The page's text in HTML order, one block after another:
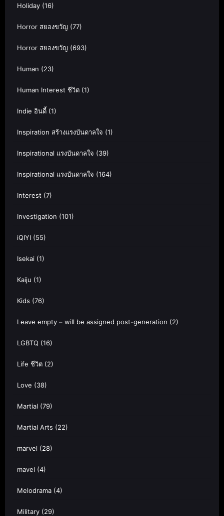
Holiday (16)
Horror สยองขวัญ (77)
Horror สยองขวัญ (693)
Human (23)
Human Interest ชีวิต (1)
Indie อินดี้ (1)
Inspiration สร้างแรงบันดาลใจ (1)
Inspirational แรงบันดาลใจ (39)
Inspirational แรงบันดาลใจ (164)
Interest (7)
Investigation (101)
iQIYI (55)
Isekai (1)
Kaiju (1)
Kids (76)
Leave empty – will be assigned post-generation (2)
LGBTQ (16)
Life ชีวิต (2)
Love (38)
Martial (79)
Martial Arts (22)
marvel (28)
mavel (4)
Melodrama (4)
Military (29)